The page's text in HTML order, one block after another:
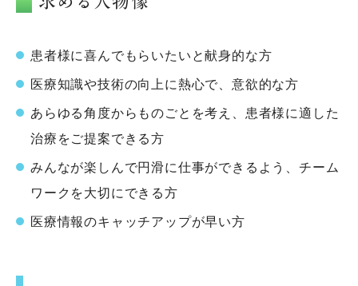
患者様に喜んでもらいたいと献身的な方
医療知識や技術の向上に熱心で、意欲的な方
あらゆる角度からものごとを考え、患者様に適した
治療をご提案できる方
みんなが楽しんで円滑に仕事ができるよう、チーム
ワークを大切にできる方
医療情報のキャッチアップが早い方